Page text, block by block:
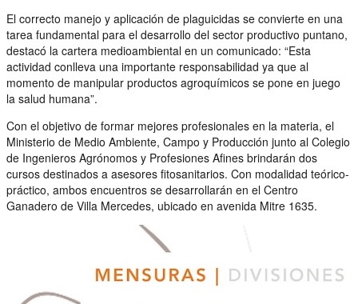
El correcto manejo y aplicación de plaguicidas se convierte en una
tarea fundamental para el desarrollo del sector productivo puntano,
destacó la cartera medioambiental en un comunicado: “Esta
actividad conlleva una importante responsabilidad ya que al
momento de manipular productos agroquímicos se pone en juego
la salud humana”.
Con el objetivo de formar mejores profesionales en la materia, el
Ministerio de Medio Ambiente, Campo y Producción junto al Colegio
de Ingenieros Agrónomos y Profesiones Afines brindarán dos
cursos destinados a asesores fitosanitarios. Con modalidad teórico-
práctico, ambos encuentros se desarrollarán en el Centro
Ganadero de Villa Mercedes, ubicado en avenida Mitre 1635.